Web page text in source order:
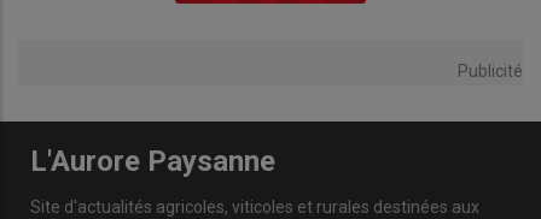
Publicité
L'Aurore Paysanne
Site d'actualités agricoles, viticoles et rurales destinées aux